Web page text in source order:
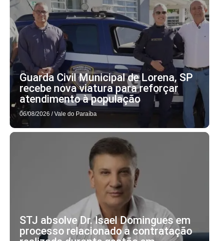
Guarda Civil Municipal de Lorena, SP
recebe nova viatura para reforçar
atendimento à população
06/08/2026 / Vale do Paraíba
STJ absolve Dr. Isael Domingues em
processo relacionado a contratação